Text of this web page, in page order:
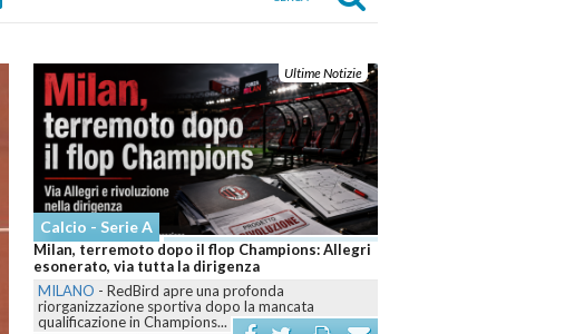
Ultime Notizie
Calcio - Serie A
Milan, terremoto dopo il flop Champions: Allegri
esonerato, via tutta la dirigenza
MILANO - RedBird apre una profonda
riorganizzazione sportiva dopo la mancata
qualificazione in Champions...